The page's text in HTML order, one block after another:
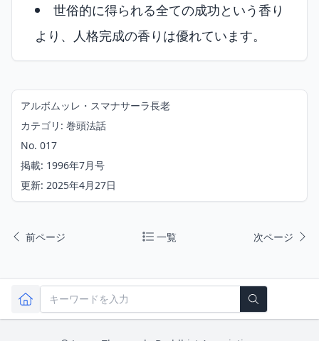
世俗的に得られる全ての成功という香り
より、人格完成の香りは優れています。
アルボムッレ・スマナサーラ長老
カテゴリ: 巻頭法話
No. 017
掲載: 1996年7月号
更新: 2025年4月27日
前ページ 一覧 次ページ